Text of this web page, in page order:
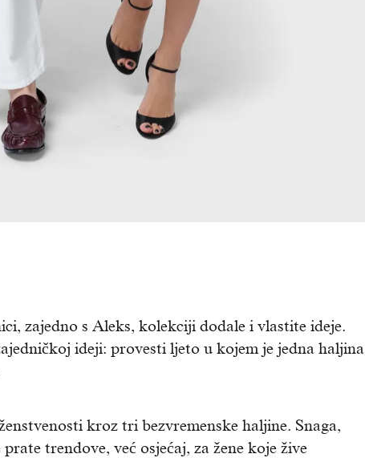
zajedno s Aleks, kolekciji dodale i vlastite ideje.
ideji: provesti ljeto u kojem je jedna haljina
kroz tri bezvremenske haljine. Snaga,
trendove, već osjećaj, za žene koje žive